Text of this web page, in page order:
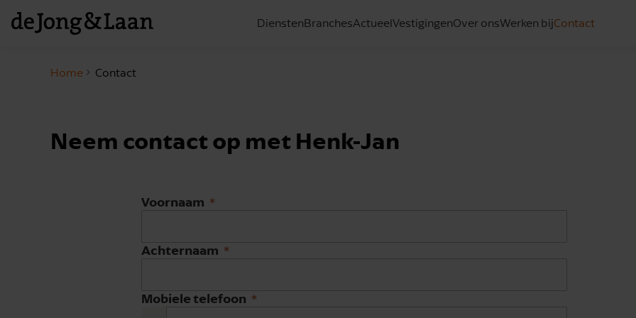
DienstenBranchesActueelVestigingenOver onsWerken bijContact
Home Contact
Neem contact op met Henk-Jan
Voornaam
Achternaam
Mobiele telefoon